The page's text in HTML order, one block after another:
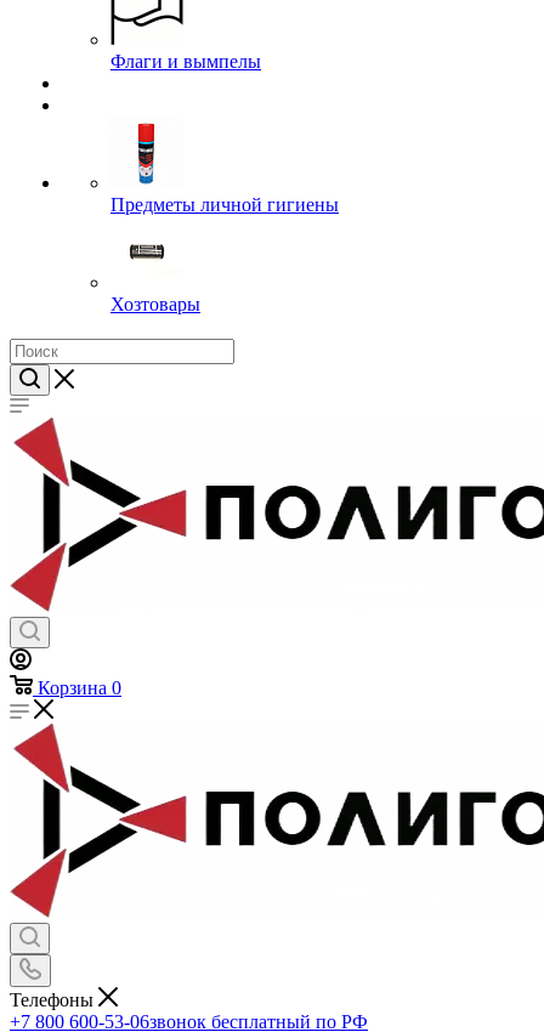
Флаги и вымпелы
Предметы личной гигиены
Хозтовары
Корзина 0
Телефоны
+7 800 600-53-06звонок бесплатный по РФ